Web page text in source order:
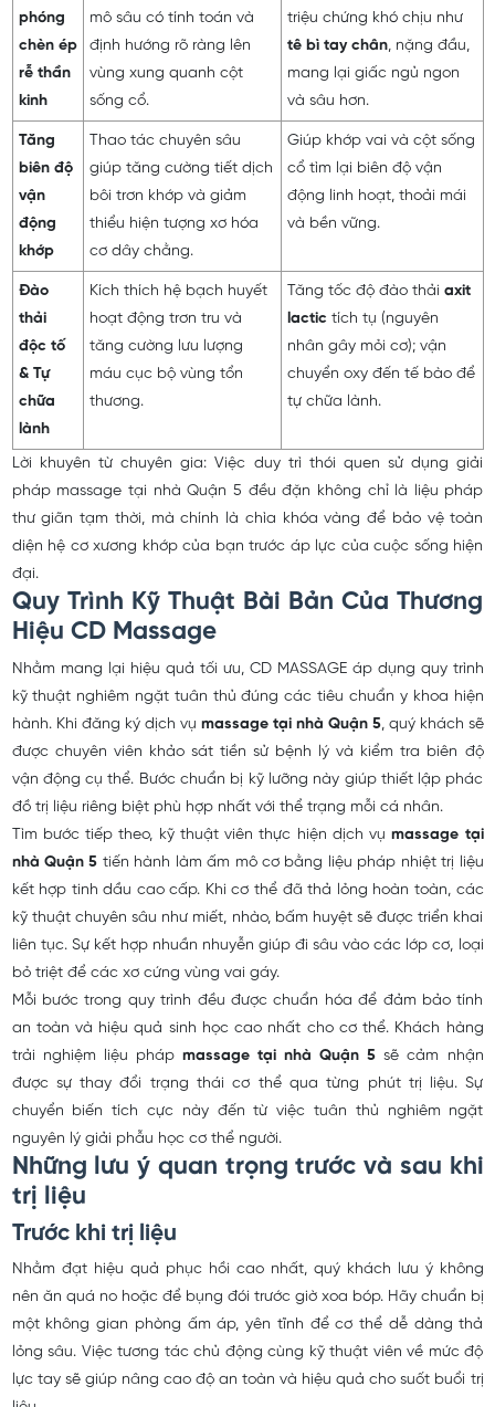
phóng
chèn ép
rễ thần
kinh
mô sâu có tính toán và
định hướng rõ ràng lên
vùng xung quanh cột
sống cổ.
triệu chứng khó chịu như
tê bì tay chân, nặng đầu,
mang lại giấc ngủ ngon
và sâu hơn.
Tăng
biên độ
vận
động
khớp
Thao tác chuyên sâu
giúp tăng cường tiết dịch
bôi trơn khớp và giảm
thiểu hiện tượng xơ hóa
cơ dây chằng.
Giúp khớp vai và cột sống
cổ tìm lại biên độ vận
động linh hoạt, thoải mái
và bền vững.
Đào
thải
độc tố
& Tự
chữa
lành
Kích thích hệ bạch huyết
hoạt động trơn tru và
tăng cường lưu lượng
máu cục bộ vùng tổn
thương.
Tăng tốc độ đào thải axit
lactic tích tụ (nguyên
nhân gây mỏi cơ); vận
chuyển oxy đến tế bào để
tự chữa lành.
Lời khuyên từ chuyên gia: Việc duy trì thói quen sử dụng giải
pháp massage tại nhà Quận 5 đều đặn không chỉ là liệu pháp
thư giãn tạm thời, mà chính là chìa khóa vàng để bảo vệ toàn
diện hệ cơ xương khớp của bạn trước áp lực của cuộc sống hiện
đại.
Quy Trình Kỹ Thuật Bài Bản Của Thương
Hiệu CD Massage
Nhằm mang lại hiệu quả tối ưu, CD MASSAGE áp dụng quy trình
kỹ thuật nghiêm ngặt tuân thủ đúng các tiêu chuẩn y khoa hiện
hành. Khi đăng ký dịch vụ massage tại nhà Quận 5, quý khách sẽ
được chuyên viên khảo sát tiền sử bệnh lý và kiểm tra biên độ
vận động cụ thể. Bước chuẩn bị kỹ lưỡng này giúp thiết lập phác
đồ trị liệu riêng biệt phù hợp nhất với thể trạng mỗi cá nhân.
Tìm bước tiếp theo, kỹ thuật viên thực hiện dịch vụmassage tại
nhà Quận 5 tiến hành làm ấm mô cơ bằng liệu pháp nhiệt trị liệu
kết hợp tinh dầu cao cấp. Khi cơ thể đã thả lỏng hoàn toàn, các
kỹ thuật chuyên sâu như miết, nhào, bấm huyệt sẽ được triển khai
liên tục. Sự kết hợp nhuần nhuyễn giúp đi sâu vào các lớp cơ, loại
bỏ triệt để các xơ cứng vùng vai gáy.
Mỗi bước trong quy trình đều được chuẩn hóa để đảm bảo tính
an toàn và hiệu quả sinh học cao nhất cho cơ thể. Khách hàng
trải nghiệm liệu pháp massage tại nhà Quận 5 sẽ cảm nhận
được sự thay đổi trạng thái cơ thể qua từng phút trị liệu. Sự
chuyển biến tích cực này đến từ việc tuân thủ nghiêm ngặt
nguyên lý giải phẫu học cơ thể người.
Những lưu ý quan trọng trước và sau khi
trị liệu
Trước khi trị liệu
Nhằm đạt hiệu quả phục hồi cao nhất, quý khách lưu ý không
nên ăn quá no hoặc để bụng đói trước giờ xoa bóp. Hãy chuẩn bị
một không gian phòng ấm áp, yên tĩnh để cơ thể dễ dàng thả
lỏng sâu. Việc tương tác chủ động cùng kỹ thuật viên về mức độ
lực tay sẽ giúp nâng cao độ an toàn và hiệu quả cho suốt buổi trị